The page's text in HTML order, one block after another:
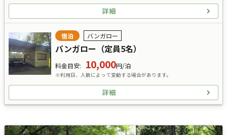
詳細
宿泊 バンガロー
バンガロー（定員5名）
料金目安: 10,000円/泊
※利用日、人数によって変動する場合があります。
詳細